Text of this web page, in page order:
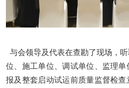
与会领导及代表在查勘了现场，
位、施工单位、调试单位、监理
报及整套启动试运前质量监督检